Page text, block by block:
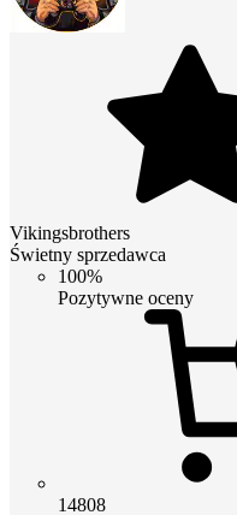
Vikingsbrothers
Świetny sprzedawca
100%
Pozytywne oceny
14808